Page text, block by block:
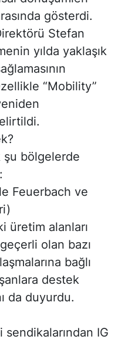
gösterdi.
Stefan
yılda yaklaşık
“Mobility”
şu bölgelerde
Feuerbach ve
üretim alanları
olan bazı
bağlı
destek
da duyurdu.
sendikalarından IG